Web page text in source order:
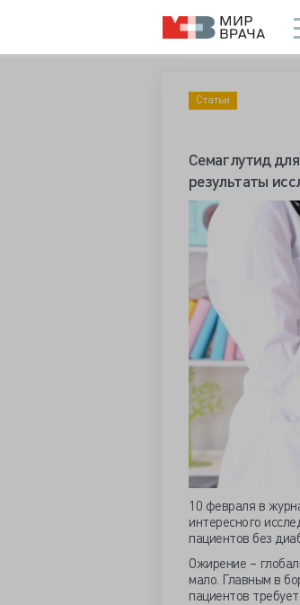
Статьи
Семаглутид
результаты
10 февраля в
интересного
пациентов без
Ожирение –
мало. Главным в
пациентов